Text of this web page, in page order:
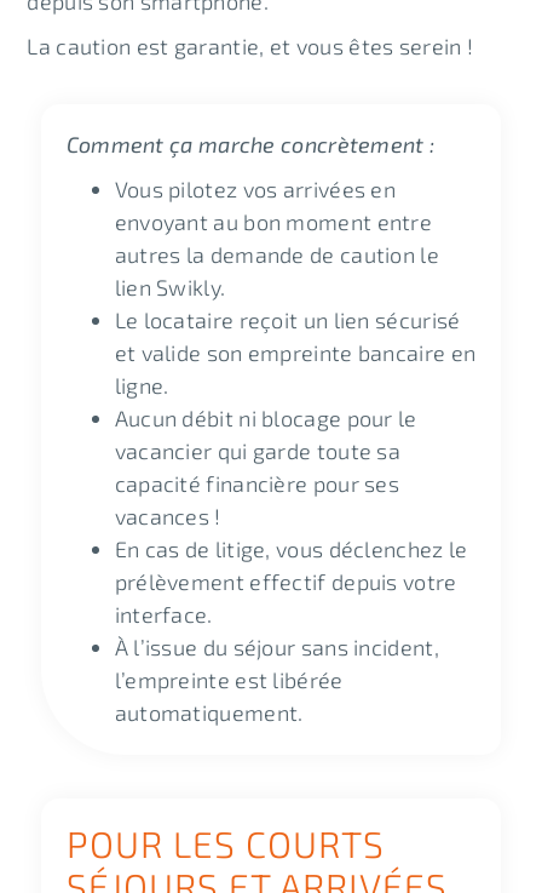
La caution est garantie, et vous êtes serein !
Comment ça marche concrètement :
Vous pilotez vos arrivées en
envoyant au bon moment entre
autres la demande de caution le
lien Swikly.
Le locataire reçoit un lien sécurisé
et valide son empreinte bancaire en
ligne.
Aucun débit ni blocage pour le
vacancier qui garde toute sa
capacité financière pour ses
vacances !
En cas de litige, vous déclenchez le
prélèvement effectif depuis votre
interface.
À l’issue du séjour sans incident,
l’empreinte est libérée
automatiquement.
POUR LES COURTS